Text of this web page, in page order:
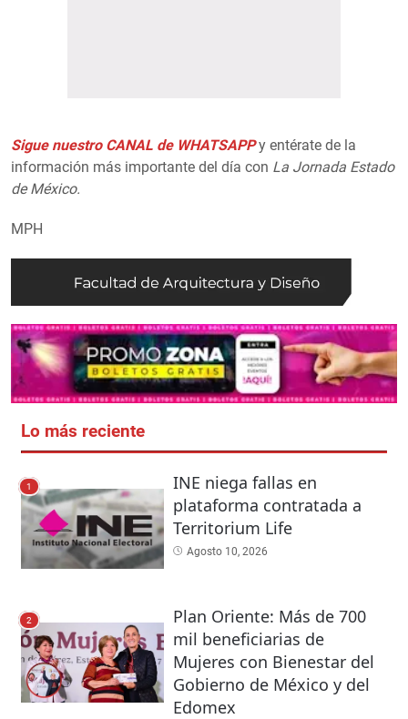
Sigue nuestro CANAL de WHATSAPP y entérate de la
información más importante del día con La Jornada Estado
de México.
MPH
Lo más reciente
1
INE niega fallas en
plataforma contratada a
Territorium Life
Agosto 10, 2026
2
Plan Oriente: Más de 700
mil beneficiarias de
Mujeres con Bienestar del
Gobierno de México y del
Edomex